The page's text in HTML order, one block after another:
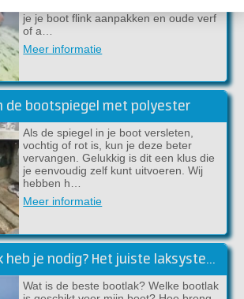
je je boot flink aanpakken en oude verf
of a…
Meer informatie
de bootspiegel met polyester
Als de spiegel in je boot versleten,
vochtig of rot is, kun je deze beter
vervangen. Gelukkig is dit een klus die
je eenvoudig zelf kunt uitvoeren. Wij
hebben h…
Meer informatie
Welke bootlak heb je nodig? Het juiste laksysteem voor jouw boot!
Wat is de beste bootlak? Welke bootlak